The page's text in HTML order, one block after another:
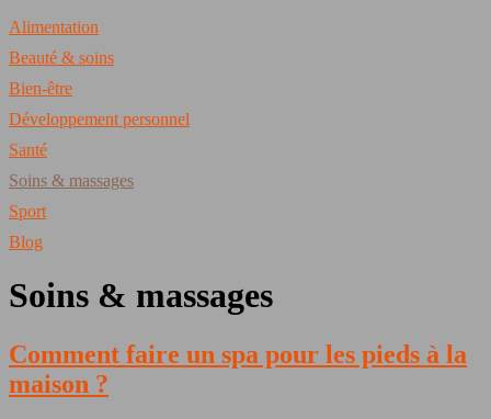
Alimentation
Beauté & soins
Bien-être
Développement personnel
Santé
Soins & massages
Sport
Blog
Soins & massages
Comment faire un spa pour les pieds à la
maison ?